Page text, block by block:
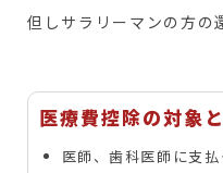
但しサラリーマンの方の
医療費控除の対象
医師、歯科医師に支